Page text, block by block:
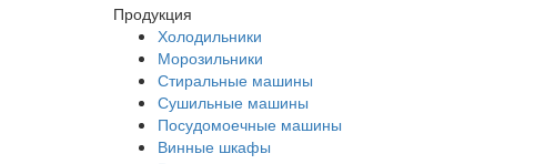
Продукция
Холодильники
Морозильники
Стиральные машины
Сушильные машины
Посудомоечные машины
Винные шкафы